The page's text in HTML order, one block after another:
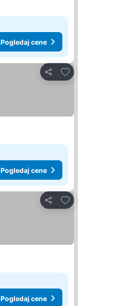
Pogledaj cene
Deli
Dodati u favorite
Pogledaj cene
Deli
Dodati u favorite
Pogledaj cene